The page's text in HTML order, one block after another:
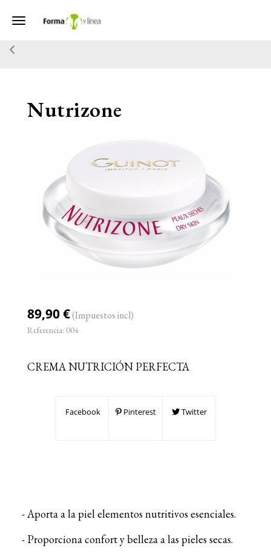
Toggle navigation
Nutrizone
89,90 €(Impuestos incl)
Referencia: 004
CREMA NUTRICIÓN PERFECTA
Facebook Pinterest Twitter
- Aporta a la piel elementos nutritivos esenciales.
- Proporciona confort y belleza a las pieles secas.